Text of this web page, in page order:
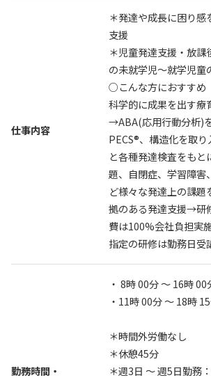
仕事内容
＊発達や成長に困り感
支援
＊児童発達支援・放課
の未就学児〜就学児童
○こんな方におすすめ
科学的に成果を出す療
→ABA(応用行動分析)を
PECS®、構造化を取
と各種発達検査をも
題、自閉症、学習障害
ど様々な発達上の課
拠のある発達支援→研
費は100%会社負担実施
指定の研修は勤務日受
勤務時間・
・ 8時 00分 〜 16時 00
・11時 00分 〜 18時
＊時間外労働なし
＊休憩45分
＊週3日 〜 週5日勤務